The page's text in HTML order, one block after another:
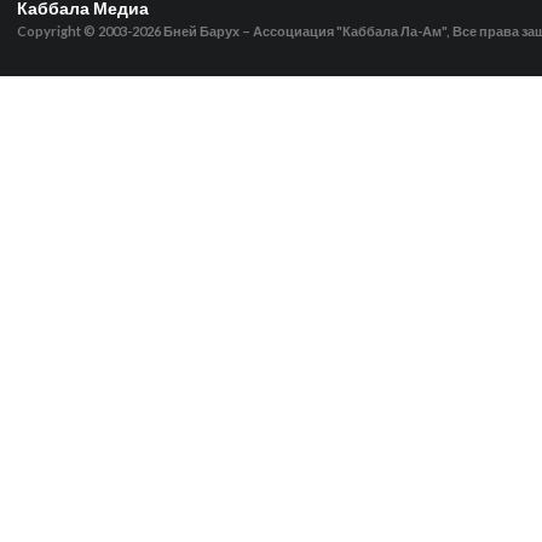
Каббала Медиа
Copyright © 2003-2026 Бней Барух – Ассоциация "Каббала Ла-Ам", Все права